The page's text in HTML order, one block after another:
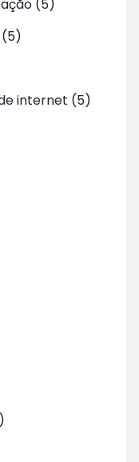
(5)
(5)
internet (5)